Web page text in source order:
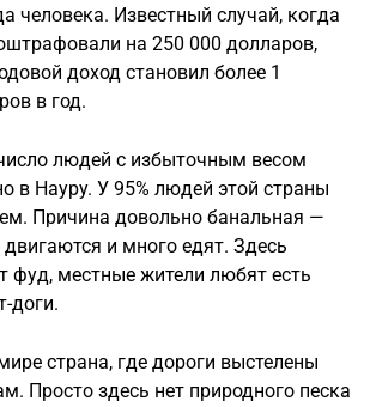
человека. Известный случай, когда
на 250 000 долларов,
доход становил более 1
в год.
людей с избыточным весом
в Науру. У 95% людей этой страны
Причина довольно банальная —
и много едят. Здесь
фуд, местные жители любят есть
доги.
страна, где дороги выстелены
Просто здесь нет природного песка